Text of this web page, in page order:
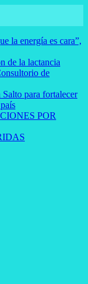
la energía es cara”,
de la lactancia
de
para fortalecer
POR